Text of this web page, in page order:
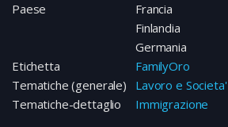
Paese
Francia
Finlandia
Germania
Etichetta
FamilyOro
Tematiche (generale)
Lavoro e Societa'
Tematiche-dettaglio
Immigrazione